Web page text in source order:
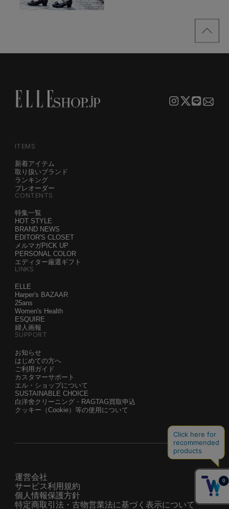
ITEMS
新着アイテム
取り扱いブランド
ランキング
プレオーダー
CONTENTS
特集一覧
HOT STYLE
BRAND NEWS
EDITOR'S CLOSET
メルマガPICK UP
PERSONAL COLOR
エディター厳選ギフト
LINKS
ELLE
Harper's BAZAAR
25ans
Women's Health
ESQUIRE
婦人画報
SUPPORT
お知らせ
はじめての方へ
ご利用ガイド
カスタマーサポート
エル・ショップについて
SUSTAINABLE CHOICE
白洋舍クリーニング・RAGTAG買取申込
クッキー（Cookie）等の使用について
運営会社
サービス利用規約
個人情報保護方針
特定商取引法・古物営業法に基づく表示について